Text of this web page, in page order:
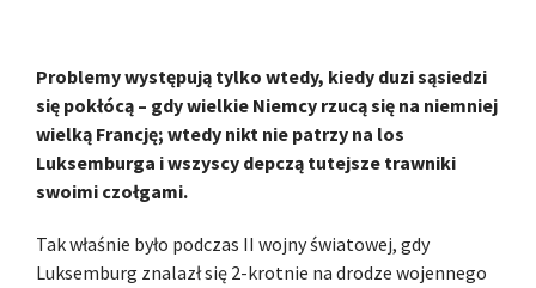
Problemy występują tylko wtedy, kiedy duzi sąsiedzi
się pokłócą – gdy wielkie Niemcy rzucą się na niemniej
wielką Francję; wtedy nikt nie patrzy na los
Luksemburga i wszyscy depczą tutejsze trawniki
swoimi czołgami.
Tak właśnie było podczas II wojny światowej, gdy
Luksemburg znalazł się 2-krotnie na drodze wojennego